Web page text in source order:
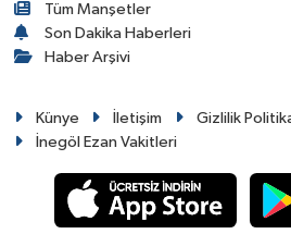
Tüm Manşetler
Son Dakika Haberleri
Haber Arşivi
Künye İletişim
Gizlilik
İnegöl Ezan Vakitleri